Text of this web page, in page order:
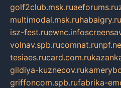
golf2club.msk.ruaeforums.ru
multimodal.msk.ruhabaigry.ru
isz-fest.ruewnc.info
volnav.spb.rucomnat.ru
tesiaes.rucard.com.ru
gildiya-kuznecov.ru
griffoncom.spb.rufabrika-